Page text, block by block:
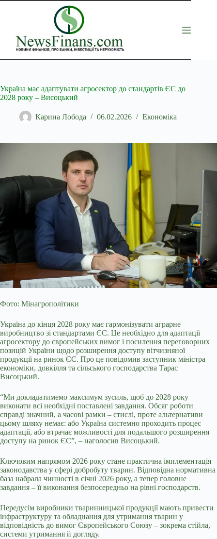
Перейти
Україна має адаптувати агросектор до стандартів ЄС до
2028 року – Висоцький
Карина Лобода 06.02.2026 Економіка
Фото: Мінагрополітики
Україна до кінця 2028 року має гармонізувати аграрне
виробництво зі стандартами ЄС. Це необхідно для адаптації
агросектору до європейських вимог і посилення переговорних
позицій України щодо розширення доступу вітчизняної
продукції на ринок ЄС. Про це повідомив заступник міністра
економіки, довкілля та сільського господарства Тарас
Висоцький.
“Ми докладатимемо максимум зусиль, щоб до 2028 року
виконати всі необхідні поставлені завдання. Обсяг роботи
справді значний, а часові рамки – стислі, проте альтернативи
цьому шляху немає: або Україна системно проходить процес
адаптації, або втрачає можливості для подальшого розширення
доступу на ринок ЄС”, – наголосив Висоцький.
Ключовим напрямом 2026 року стане практична імплементація
законодавства у сфері добробуту тварин. Відповідна нормативна
база набрала чинності в січні 2026 року, а тепер головне
завдання – її виконання безпосередньо на рівні господарств.
Передусім виробники тваринницької продукції мають привести
інфраструктуру та обладнання для утримання тварин у
відповідність до вимог Європейського Союзу – зокрема стійла,
системи утримання й догляду.